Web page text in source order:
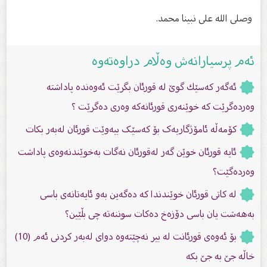
وصلى الله على نبينا محمد.
ئەم پرسیارانەش وەڵام دراوەتەوە
ئەگەر كەسێك گوێ‌ لە قورئان بگرێت ئەوەندە پاداشتە
وەردەگرێت كە خوێنەری قورئانەكە وەرى دەگرێت ؟
کۆمەڵە ئامۆژگاریەک بۆ کەسێک بیەوێت قورئان لەبەر بکات
ئایە قورئان خوێن گەر لەقورئان نەگات بەخوێندنەوەی پاداشت
وەردەگێت؟
لە کاتى قورئان خوێندندا کە دەگەین بەو ئایەتانەى باسی
بەهەشت یان باسی دۆزەخ دەکات سوننەتە چی بڵێین؟
بۆ ئەوەى قورئانت لە بیر نەچێتەوە دواى لەبەر کردنى ئەم (10)
خاڵە جێ بە جێ بکە